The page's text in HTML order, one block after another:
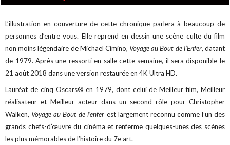
L’illustration en couverture de cette chronique parlera à beaucoup de
personnes d’entre vous. Elle reprend en dessin une scène culte du film
non moins légendaire de Michael Cimino, Voyage au Bout de l’Enfer, datant
de 1979. Après une ressorti en salle cette semaine, il sera disponible le
21 août 2018 dans une version restaurée en 4K Ultra HD.
Lauréat de cinq Oscars® en 1979, dont celui de Meilleur film, Meilleur
réalisateur et Meilleur acteur dans un second rôle pour Christopher
Walken, Voyage au Bout de l’enfer est largement reconnu comme l’un des
grands chefs-d’œuvre du cinéma et renferme quelques-unes des scènes
les plus mémorables de l’histoire du 7e art.